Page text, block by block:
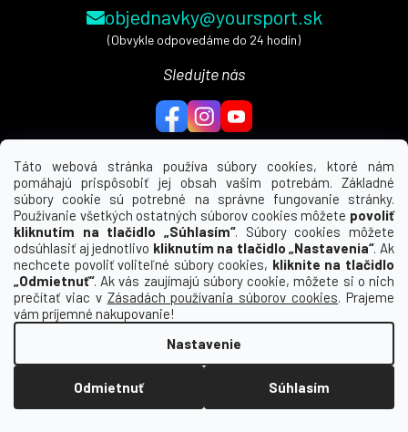
Táto webová stránka používa súbory cookies, ktoré nám
pomáhajú prispôsobiť jej obsah vašim potrebám. Základné
súbory cookie sú potrebné na správne fungovanie stránky.
Používanie všetkých ostatných súborov cookies môžete povoliť
kliknutím na tlačidlo „Súhlasím“. Súbory cookies môžete
odsúhlasiť aj jednotlivo kliknutím na tlačidlo „Nastavenia“. Ak
nechcete povoliť voliteľné súbory cookies, kliknite na tlačidlo
„Odmietnuť“. Ak vás zaujímajú súbory cookie, môžete si o nich
prečítať viac v Zásadách používania súborov cookies. Prajeme
vám príjemné nakupovanie!
Nastavenie
Odmietnuť Súhlasím
objednavky@yoursport.sk
(Obvykle odpovedáme do 24 hodín)
Sledujte nás
MENU
UŽITEČNÉ ODKAZY
INFORMÁCIE PRE VÁS
KDE NÁS NÁJDETE
Vytvoril Shoptet
Copyright 2026Macron | yoursport (SK). Všetky
práva vyhradené.Upraviť nastavenie cookies